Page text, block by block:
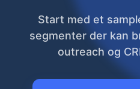
Start med et
segmenter der kan
outreach og